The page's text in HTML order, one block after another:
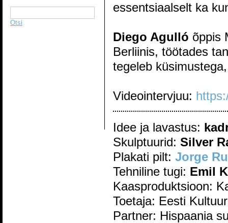
Otsi
essentsiaalselt ka
Diego Agulló õppis
Berliinis, töötades
tegeleb
Videointervjuu:
Idee ja lavastus:
Skulptuurid: Silver
Plakati pilt: Jorge
Tehniline tugi: Emil
Kaasproduktsioon:
Toetaja: Eesti
Partner: Hispaania